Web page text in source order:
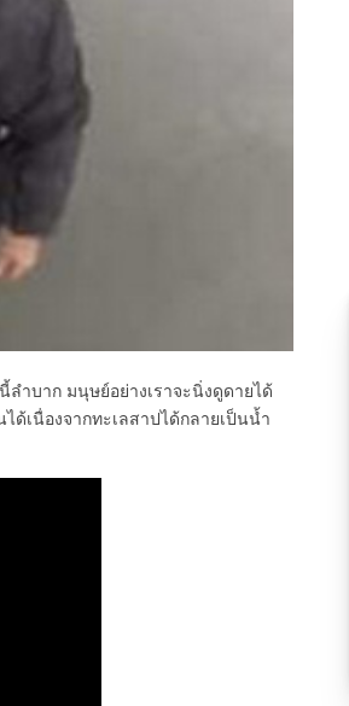
ลำบาก มนุษย์อย่างเราจะนิ่งดูดายได้
ด้เนื่องจากทะเลสาปได้กลายเป็นน้ำ